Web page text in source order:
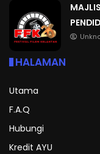
HALAMAN
Utama
F.A.Q
Hubungi
Kredit AYU